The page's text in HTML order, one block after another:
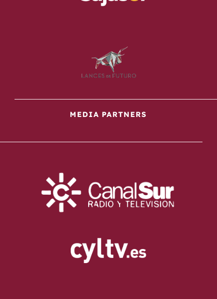
MEDIA PARTNERS